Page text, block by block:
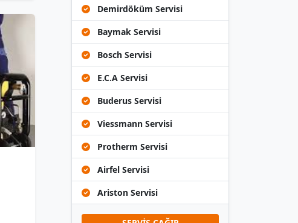
Demirdöküm Servisi
Baymak Servisi
Bosch Servisi
E.C.A Servisi
Buderus Servisi
Viessmann Servisi
Protherm Servisi
Airfel Servisi
Ariston Servisi